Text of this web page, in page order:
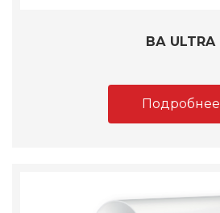
ВА ULTRA
Подробнее